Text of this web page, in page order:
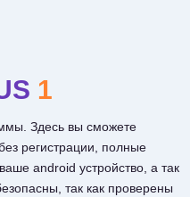
1
Здесь вы сможете
регистрации, полные
android устройство, а так
так как проверены